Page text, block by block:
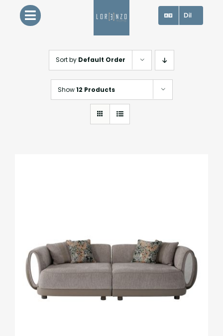
Dil
Sort by Default Order
Show12 Products